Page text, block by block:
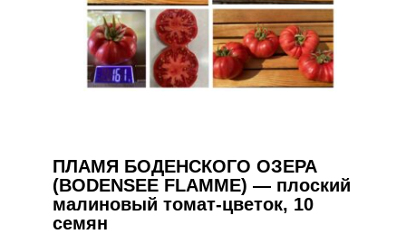
ПЛАМЯ БОДЕНСКОГО ОЗЕРА
(BODENSEE FLAMME) — плоский
малиновый томат-цветок, 10
семян